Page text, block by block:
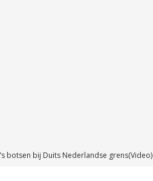
botsen bij Duits Nederlandse grens(Video)